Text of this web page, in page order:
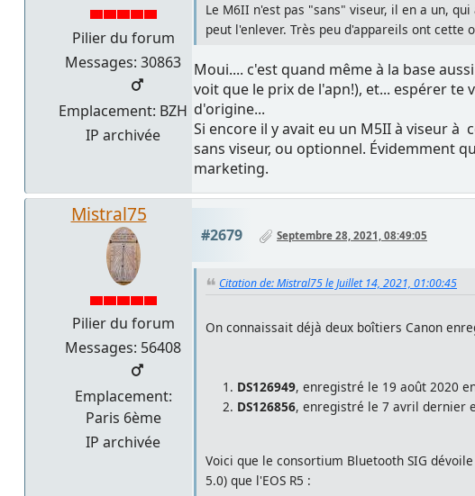
Pilier du forum
Messages: 30863
Emplacement: BZH
IP archivée
Le M6II n'est pas "sans" viseur, il en a un,
peut l'enlever. Très peu d'appareils ont cette
Moui.... c'est quand même à la base
voit que le prix de l'apn!), et... espérer
d'origine...
Si encore il y avait eu un M5II à viseur
sans viseur, ou optionnel. Évidemment
marketing.
Mistral75
Pilier du forum
Messages: 56408
Emplacement:
Paris 6ème
IP archivée
#2679 Septembre 28, 2021, 08:49:05
Citation de: Mistral75 le Juillet 14, 2021, 01:00:45
On connaissait déjà deux boîtiers Canon
DS126949, enregistré le 19 août 2020
DS126856, enregistré le 7 avril dernier
Voici que le consortium Bluetooth SIG
5.0) que l'EOS R5 :